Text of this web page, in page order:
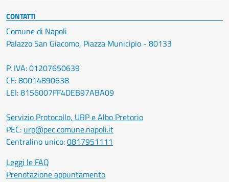
CONTATTI
Comune di Napoli
Palazzo San Giacomo, Piazza Municipio - 80133
P. IVA: 01207650639
CF: 80014890638
LEI: 8156007FF4DEB97ABA09
Servizio Protocollo, URP e Albo Pretorio
PEC: urp@pec.comune.napoli.it
Centralino unico:0817951111
Leggi le FAQ
Prenotazione appuntamento